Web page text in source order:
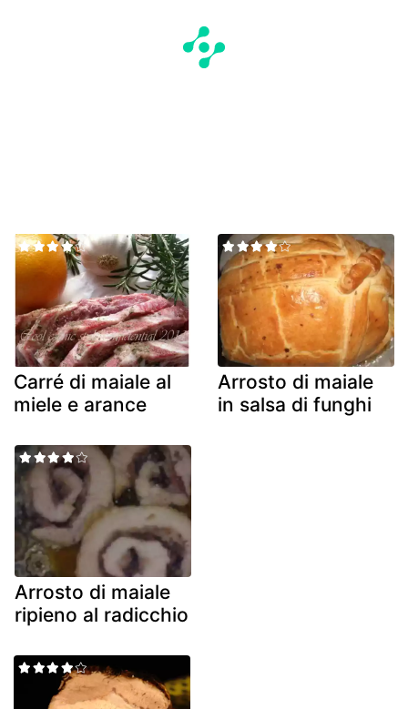
Carré di maiale al
miele e arance
Arrosto di maiale
in salsa di funghi
Arrosto di maiale
ripieno al radicchio